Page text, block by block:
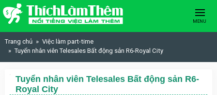
Skip to content
MENU
Trang chủ
Việc làm part-time
Tuyển nhân viên Telesales Bất động sản R6-Royal City
Tuyển nhân viên Telesales Bất động sản R6-
Royal City